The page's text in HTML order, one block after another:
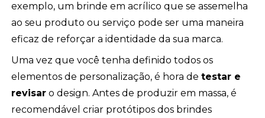
exemplo, um brinde em acrílico que se assemelha
ao seu produto ou serviço pode ser uma maneira
eficaz de reforçar a identidade da sua marca.
Uma vez que você tenha definido todos os
elementos de personalização, é hora detestar e
revisar o design. Antes de produzir em massa, é
recomendável criar protótipos dos brindes